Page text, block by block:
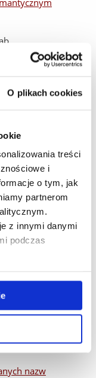
O plikach cookies
treści
i
o tym, jak
partnerom
z innymi danymi
podczas
(na przykładzie
Lecha
słowa przyjazny
(na przykładzie
mowy? (na
dziewczynki)
nazw